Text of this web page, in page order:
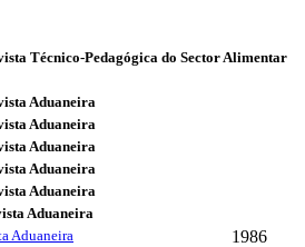
Técnico-Pedagógica do Sector Alimentar
Aduaneira
Aduaneira
Aduaneira
Aduaneira
Aduaneira
Aduaneira
Aduaneira
1986